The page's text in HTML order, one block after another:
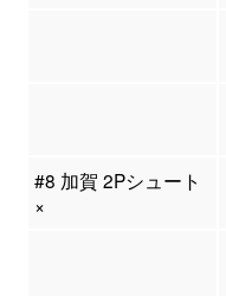
#8 加賀 2Pシュート
×